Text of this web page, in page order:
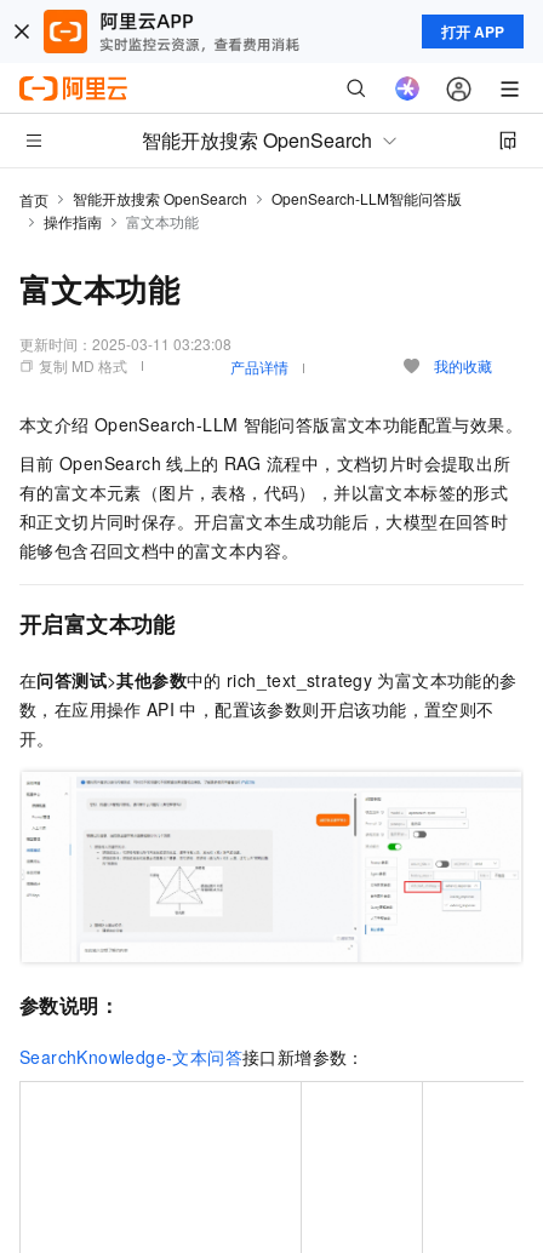
打开 APP
智能开放搜索 OpenSearch
首页 智能开放搜索 OpenSearch
OpenSearch-LLM智能问答版
操作指南
富文本功能
富文本功能
更新时间： 2025-03-11 03:23:08
复制 MD 格式
产品详情 我的收藏
本文介绍 OpenSearch-LLM 智能问答版富文本功能配置与效果。
目前 OpenSearch 线上的 RAG 流程中，文档切片时会提取出所
有的富文本元素（图片，表格，代码），并以富文本标签的形式
和正文切片同时保存。开启富文本生成功能后，大模型在回答时
能够包含召回文档中的富文本内容。
开启富文本功能
在问答测试>其他参数中的 rich_text_strategy 为富文本功能的参
数，在应用操作 API 中，配置该参数则开启该功能，置空则不
开。
参数说明：
SearchKnowledge-文本问答接口新增参数：